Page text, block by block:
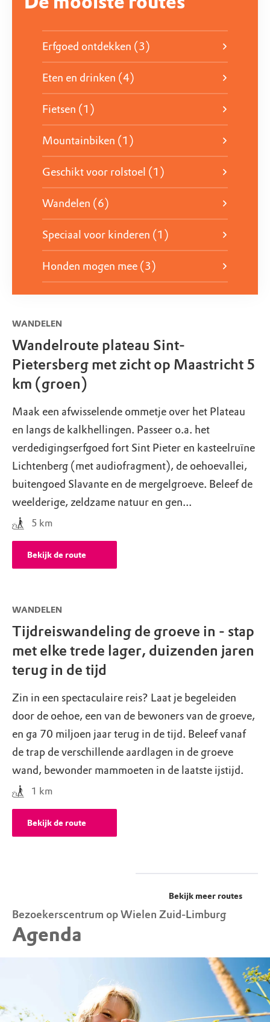
Ontdek het aanbod voor groepen
Werp bij de kiekoet een blik in de Oehoevallei,
spot vlinders in het Popelmondedal. Vanaf het
uitkijkplatform (gele route) heb je een
adembenemend uitzicht over de ENCI-groeve. De
routes bieden voor ieder wat wils.
Ontdek de routes
Erfgoed ontdekken (3)
Eten en drinken (4)
Fietsen (1)
Mountainbiken (1)
Geschikt voor rolstoel (1)
Wandelen (6)
Speciaal voor kinderen (1)
Honden mogen mee (3)
WANDELEN
Wandelroute plateau Sint-
Pietersberg met zicht op Maastricht 5
km (groen)
Maak een afwisselende ommetje over het Plateau
en langs de kalkhellingen. Passeer o.a. het
verdedigingserfgoed fort Sint Pieter en kasteelruïne
Lichtenberg (met audiofragment), de oehoevallei,
buitengoed Slavante en de mergelgroeve. Beleef de
weelderige, zeldzame natuur en gen...
5 km
Bekijk de route
WANDELEN
Tijdreiswandeling de groeve in - stap
met elke trede lager, duizenden jaren
terug in de tijd
Zin in een spectaculaire reis? Laat je begeleiden
door de oehoe, een van de bewoners van de groeve,
en ga 70 miljoen jaar terug in de tijd. Beleef vanaf
de trap de verschillende aardlagen in de groeve
wand, bewonder mammoeten in de laatste ijstijd.
1 km
Bekijk de route
Bekijk meer routes
Bezoekerscentrum op Wielen Zuid-Limburg
Agenda